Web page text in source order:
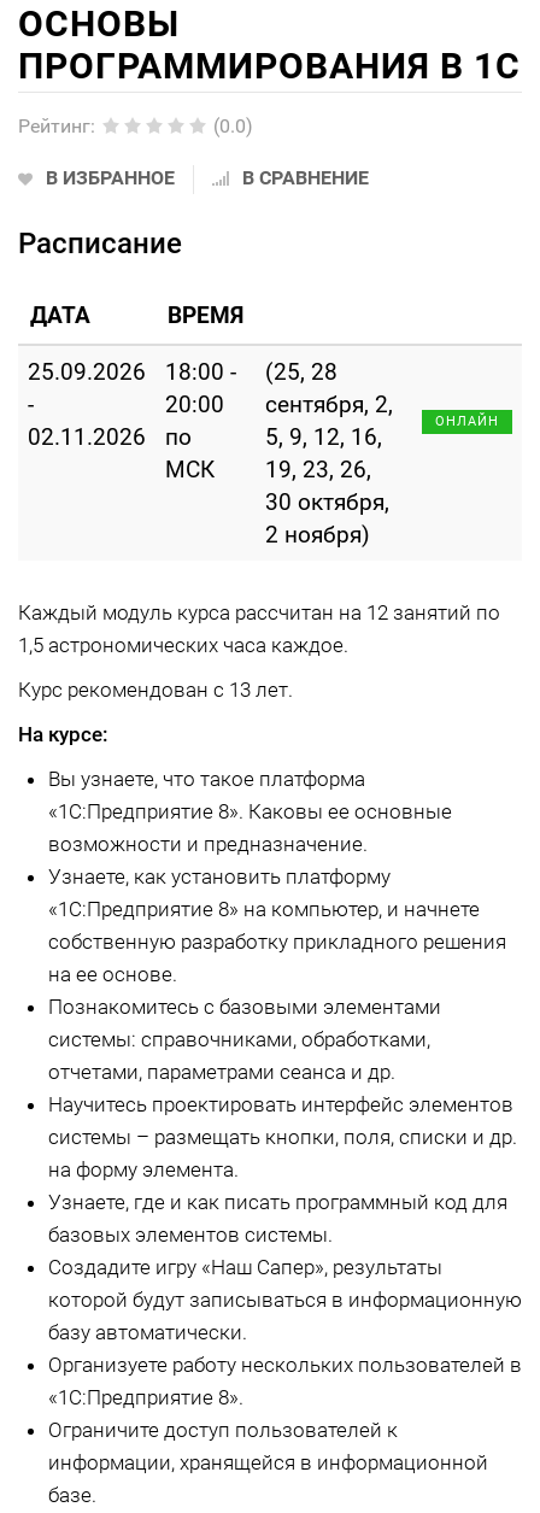
ОСНОВЫ
ПРОГРАММИРОВАНИЯ В 1С
Рейтинг: (0.0)
В ИЗБРАННОЕ В СРАВНЕНИЕ
Расписание
ДАТА ВРЕМЯ
25.09.2026
-
02.11.2026
18:00 -
20:00
по
МСК
(25, 28
сентября, 2,
5, 9, 12, 16,
19, 23, 26,
30 октября,
2 ноября)
ОНЛАЙН
Каждый модуль курса рассчитан на 12 занятий по
1,5 астрономических часа каждое.
Курс рекомендован с 13 лет.
На курсе:
Вы узнаете, что такое платформа
«1С:Предприятие 8». Каковы ее основные
возможности и предназначение.
Узнаете, как установить платформу
«1С:Предприятие 8» на компьютер, и начнете
собственную разработку прикладного решения
на ее основе.
Познакомитесь с базовыми элементами
системы: справочниками, обработками,
отчетами, параметрами сеанса и др.
Научитесь проектировать интерфейс элементов
системы – размещать кнопки, поля, списки и др.
на форму элемента.
Узнаете, где и как писать программный код для
базовых элементов системы.
Создадите игру «Наш Сапер», результаты
которой будут записываться в информационную
базу автоматически.
Организуете работу нескольких пользователей в
«1С:Предприятие 8».
Ограничите доступ пользователей к
информации, хранящейся в информационной
базе.